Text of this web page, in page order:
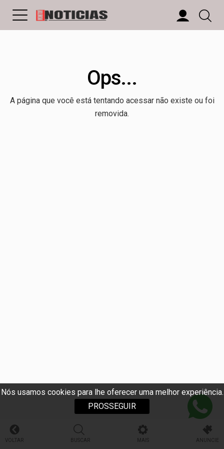
Nós usamos cookies para lhe oferecer uma melhor experiência.
PROSSEGUIR
Ops...
A página que você está tentando acessar não existe ou foi
removida.
VOLTAR BUSCAR MAIS ANUNCIE